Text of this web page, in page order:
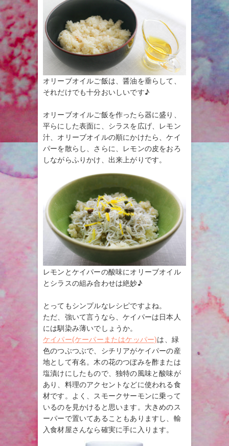
オリーブオイルご飯は、醤油を垂らして、
それだけでも十分おいしいです♪
オリーブオイルご飯を作ったら器に盛り、
平らにした表面に、シラスを広げ、レモン
汁、オリーブオイルの順にかけたら、ケイ
パーを散らし、さらに、レモンの皮をおろ
しながらふりかけ、出来上がりです。
レモンとケイパーの酸味にオリーブオイル
とシラスの組み合わせは絶妙♪
とってもシンプルなレシピですよね。
ただ、強いて言うなら、ケイパーは日本人
には馴染み薄いでしょうか。
ケイパー(ケーパーまたはケッパー)は、緑
色のつぶつぶで、シチリアがケイパーの産
地として有名。木の花のつぼみを酢または
塩漬けにしたもので、独特の風味と酸味が
あり、料理のアクセントなどに使われる食
材です。よく、スモークサーモンに乗って
いるのを見かけると思います。大きめのス
ーパーで置いてあることもありますし、輸
入食材屋さんなら確実に手に入ります。